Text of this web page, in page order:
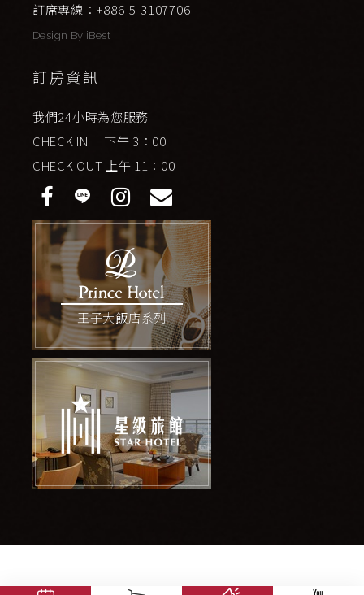
訂席專線：+886-5-3107706
Design By iBest
訂房資訊
我們24小時為您服務
CHECK IN 下午 3：00
CHECK OUT 上午 11：00